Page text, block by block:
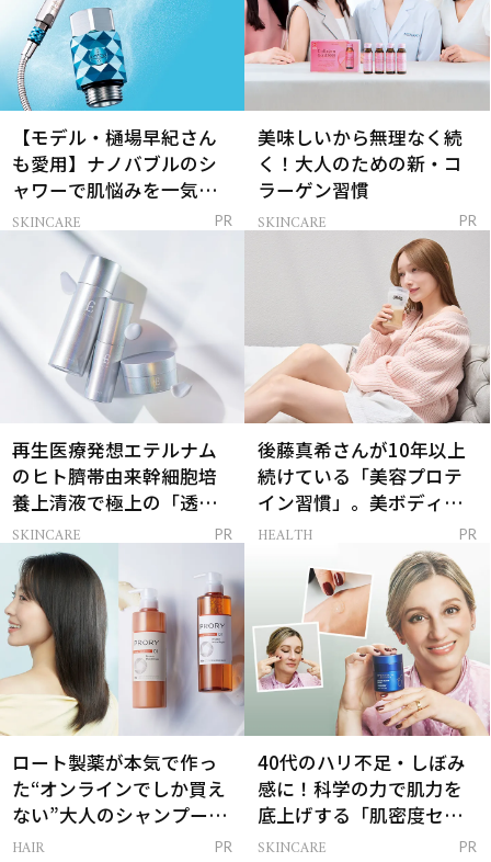
【モデル・樋場早紀さん
も愛用】ナノバブルのシ
ャワーで肌悩みを一気に
解決
SKINCARE PR
美味しいから無理なく続
く！大人のための新・コ
ラーゲン習慣
SKINCARE PR
再生医療発想エテルナム
のヒト臍帯由来幹細胞培
養上清液で極上の「透明
感ハリ肌」へ
SKINCARE PR
後藤真希さんが10年以上
続けている「美容プロテ
イン習慣」。美ボディを
支える朝ルーティンと
HEALTH PR
ロート製薬が本気で作っ
た“オンラインでしか買え
ない”大人のシャンプー＆
トリートメントって？
HAIR PR
40代のハリ不足・しぼみ
感に！科学の力で肌力を
底上げする「肌密度セラ
ム」
SKINCARE PR